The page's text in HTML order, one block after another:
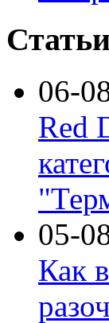
Статьи
06-
Red
05-
Как